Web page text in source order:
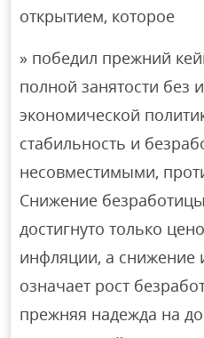
открытием, которое
» победил прежний
полной занятости без
экономической
стабильность и
несовместимыми,
Снижение
достигнуто только
инфляции, а
означает рост
прежняя надежда на